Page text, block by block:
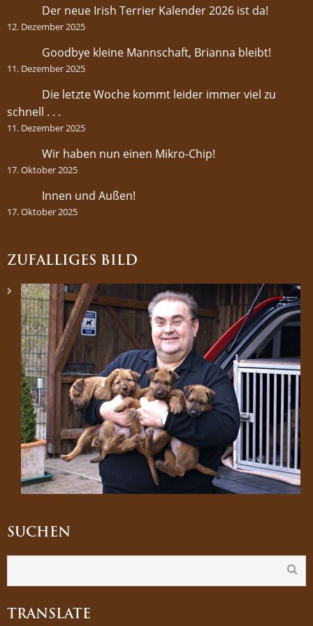
Der neue Irish Terrier Kalender 2026 ist da!
12. Dezember 2025
Goodbye kleine Mannschaft, Brianna bleibt!
11. Dezember 2025
Die letzte Woche kommt leider immer viel zu
schnell . . .
11. Dezember 2025
Wir haben nun einen Mikro-Chip!
17. Oktober 2025
Innen und Außen!
17. Oktober 2025
ZUFÄLLIGES BILD
SUCHEN
TRANSLATE